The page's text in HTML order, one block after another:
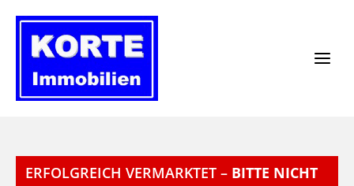
Inhalt
springen
ERFOLGREICH VERMARKTET – BITTE NICHT